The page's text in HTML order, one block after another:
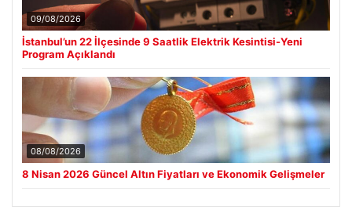
09/08/2026
İstanbul’un 22 İlçesinde 9 Saatlik Elektrik Kesintisi-Yeni
Program Açıklandı
08/08/2026
8 Nisan 2026 Güncel Altın Fiyatları ve Ekonomik Gelişmeler